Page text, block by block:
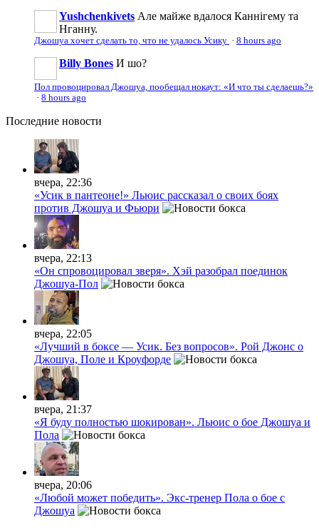
Yushchenkivets Але майже вдалося Каннігему та
Нганну.
Джошуа хочет сделать то, что не удалось Усику · 8 hours ago
Billy Bones И шо?
Пол провоцировал Джошуа, пообещал нокаут: «И что ты сделаешь?»
· 8 hours ago
Последние новости
вчера, 22:36
«Усик в пантеоне!» Льюис рассказал о своих боях
против Джошуа и Фьюри
вчера, 22:13
«Он спровоцировал зверя». Хэй разобрал поединок
Джошуа-Пол
вчера, 22:05
«Лучший в боксе — Усик. Без вопросов». Рой Джонс о
Джошуа, Поле и Кроуфорде
вчера, 21:37
«Я буду полностью шокирован». Льюис о бое Джошуа и
Пола
вчера, 20:06
«Любой может победить». Экс-тренер Пола о бое с
Джошуа